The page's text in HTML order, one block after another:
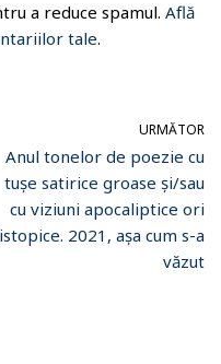
a reduce spamul. Află
tale.
URMĂTOR
Anul tonelor de poezie cu
tușe satirice groase și/sau
cu viziuni apocaliptice ori
2021, așa cum s-a
văzut